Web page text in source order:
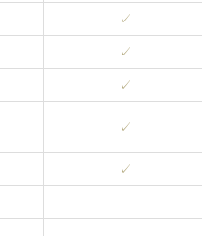
✓
✓
✓
✓
✓